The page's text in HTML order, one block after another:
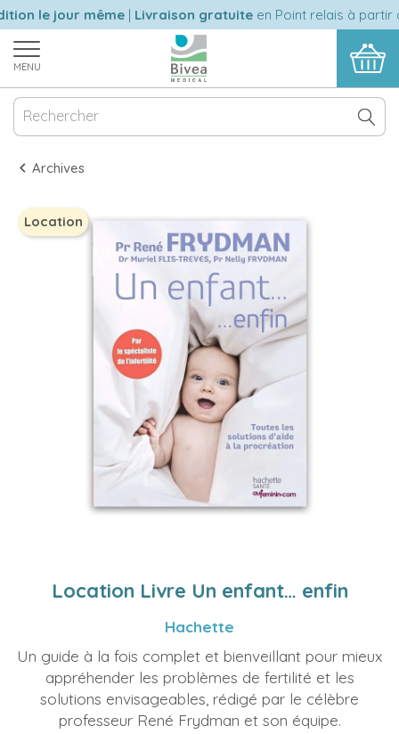
le jour même|Livraison gratuiteen Point relais à partir
MENU
Archives
Location
Location Livre Un enfant… enfin
Hachette
Un guide à la fois complet et bienveillant pour mieux
appréhender les problèmes de fertilité et les
solutions envisageables, rédigé par le célèbre
professeur René Frydman et son équipe.